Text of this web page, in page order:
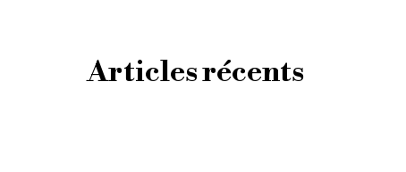
Articles récents